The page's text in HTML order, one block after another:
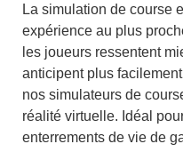
La simulation de course
expérience au plus
les joueurs ressentent
anticipent plus
nos simulateurs de
réalité virtuelle. Idéal
enterrements de vie de